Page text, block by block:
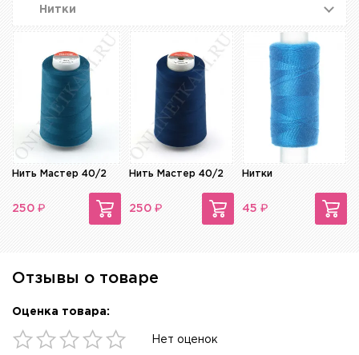
Нитки
Нить Мастер 40/2
250 ₽
Нить Мастер 40/2
250 ₽
Нитки
45 ₽
Отзывы о товаре
Оценка товара:
Нет оценок